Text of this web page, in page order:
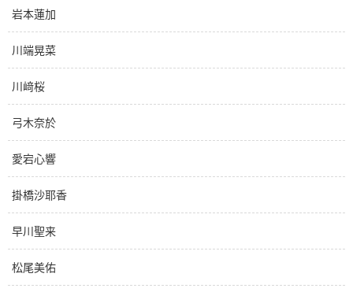
岩本蓮加
川端晃菜
川﨑桜
弓木奈於
愛宕心響
掛橋沙耶香
早川聖来
松尾美佑